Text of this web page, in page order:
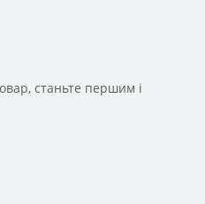
станьте першим і